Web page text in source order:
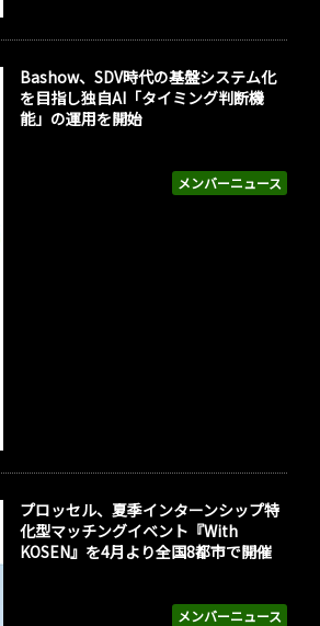
メンバーニュース
Bashow、SDV時代の基盤システム化
を目指し独自AI「タイミング判断機
能」の運用を開始
メンバーニュース
プロッセル、夏季インターンシップ特
化型マッチングイベント『With
KOSEN』を4月より全国8都市で開催